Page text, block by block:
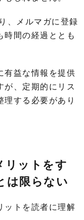
、メルマガに登録
時間の経過ととも
有益な情報を提供
が、定期的にリス
理する必要があり
リットをす
は限らない
ットを読者に理解